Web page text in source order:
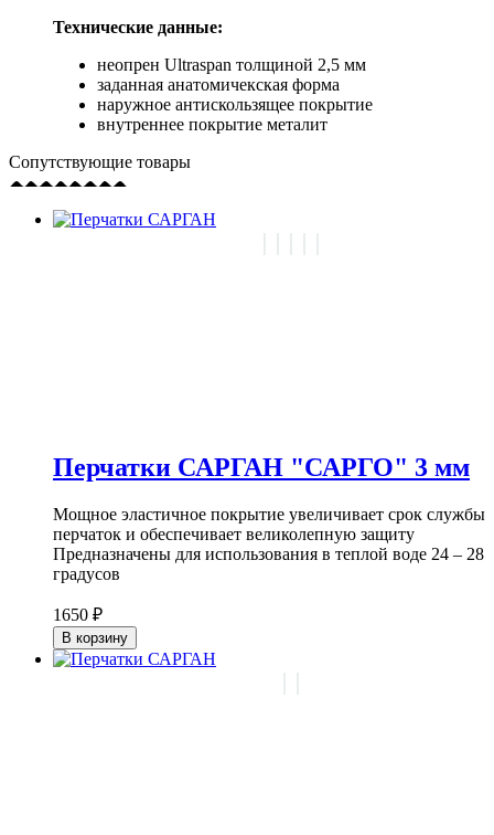
Технические данные:
неопрен Ultraspan толщиной 2,5 мм
заданная анатомичекская форма
наружное антискользящее покрытие
внутреннее покрытие металит
Сопутствующие товары
Перчатки САРГАН "САРГО" 3 мм
Мощное эластичное покрытие увеличивает срок службы
перчаток и обеспечивает великолепную защиту
Предназначены для использования в теплой воде 24 – 28
градусов
1650 ₽
В корзину